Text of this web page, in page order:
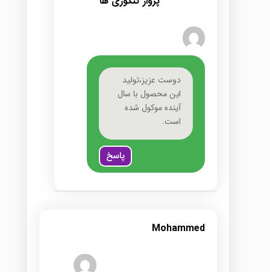
دوست عزیز،تولید
این محصول با سال
آینده موکول شده
است.
پاسخ
Mohammed